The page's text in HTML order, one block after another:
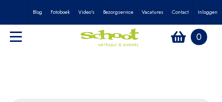
Blog Fotoboek Video's Bezorgservice Vacatures Contact Inloggen
0